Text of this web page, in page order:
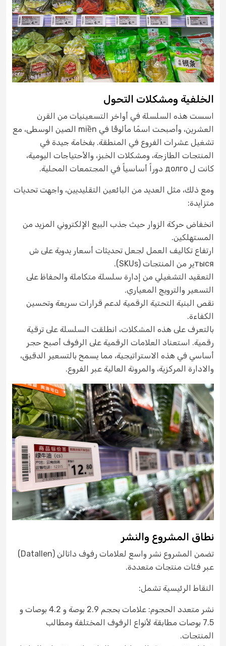
الخلفية ومشكلات التحول
اسست هذه السلسلة في أواخر التسعينيات من القرن
العشرين، وأصبحت اسمًا مألوفًا في miền الصين الوسطى، مع
تشغيل عشرات الفروع في المنطقة. بفخامة جيدة في
المنتجات الطازجة، ومشكلات الخبز، والأحتياجات اليومية،
كانت ل долго دوراً أساسياً في المجتمعات المحلية.
ومع ذلك، مثل العديد من البائعين التقليديين، واجهت تحديات
متزايدة:
انخفاض حركة الزوار حيث جذب البيع الإلكتروني المزيد من
المستهلكين.
ارتفاع تكاليف العمل لجعل تحديثات أسعار يدوية على ش
тысяير من المنتجات (SKUs).
التعقيد التشغيلي من إدارة سلسلة متكاملة والحفاظ على
التسعير والترويج المعياري.
نقص البنية التحتية الرقمية لدعم قرارات سريعة وتحسين
الكفاءة.
بالتعرف على هذه المشكلات، انطلقت السلسلة على ترقية
رقمية. استعناد العلامات الرقمية على الرفوف أصبح حجر
أساسي في هذه الاستراتيجية، مما يسمح بالتسعير الدقيق،
والادارة المركزية، والمرونة العالية عبر الفروع.
نطاق المشروع والنشر
تضمن المشروع نشر واسع لعلامات رفوف داتالن (Datallen)
عبر فئات منتجات متعددة.
النقاط الرئيسية تشمل:
نشر متعدد الحجوم: علامات بحجم 2.9 بوصة و 4.2 بوصات و
7.5 بوصات مطابقة لأنواع الرفوف المختلفة ومطالب
المنتجات.